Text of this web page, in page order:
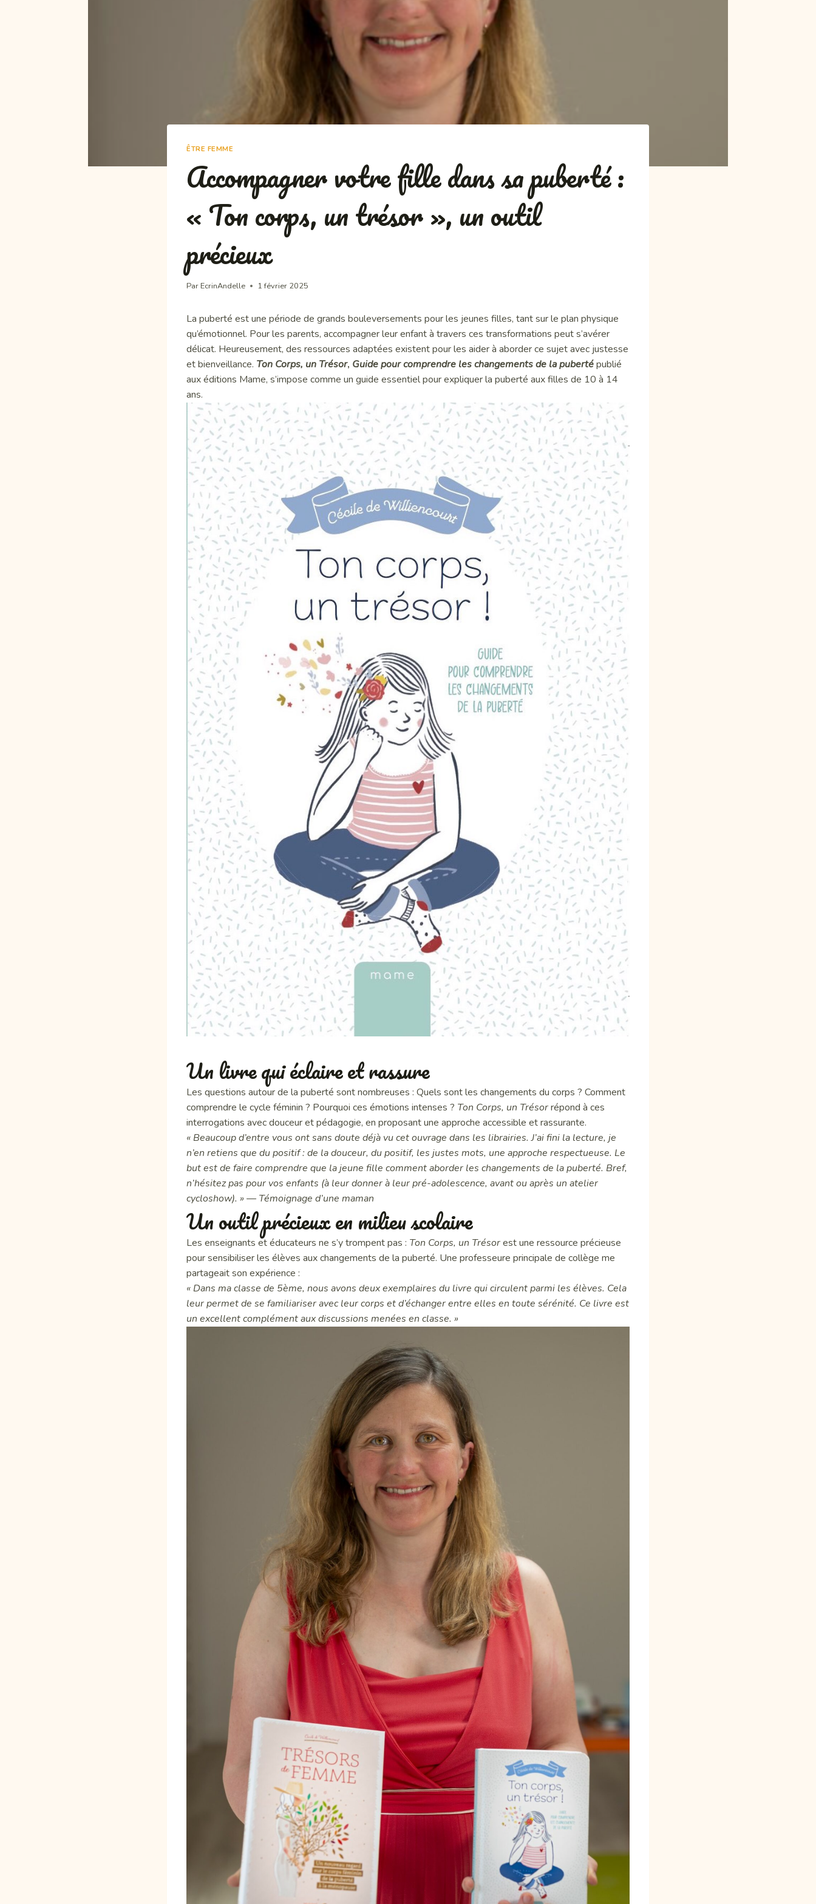
ÊTRE FEMME
Accompagner votre fille dans sa puberté :
« Ton corps, un trésor », un outil
précieux
Par EcrinAndelle 1 février 2025
La puberté est une période de grands bouleversements pour les jeunes filles, tant sur le plan physique
qu’émotionnel. Pour les parents, accompagner leur enfant à travers ces transformations peut s’avérer
délicat. Heureusement, des ressources adaptées existent pour les aider à aborder ce sujet avec justesse
et bienveillance. Ton Corps, un Trésor, Guide pour comprendre les changements de la pubertépublié
aux éditions Mame, s’impose comme un guide essentiel pour expliquer la puberté aux filles de 10 à 14
ans.
Un livre qui éclaire et rassure
Les questions autour de la puberté sont nombreuses : Quels sont les changements du corps ? Comment
comprendre le cycle féminin ? Pourquoi ces émotions intenses ? Ton Corps, un Trésorrépond à ces
interrogations avec douceur et pédagogie, en proposant une approche accessible et rassurante.
« Beaucoup d’entre vous ont sans doute déjà vu cet ouvrage dans les librairies. J’ai fini la lecture, je
n’en retiens que du positif : de la douceur, du positif, les justes mots, une approche respectueuse. Le
but est de faire comprendre que la jeune fille comment aborder les changements de la puberté. Bref,
n’hésitez pas pour vos enfants (à leur donner à leur pré-adolescence, avant ou après un atelier
cycloshow). »— Témoignage d’une maman
Un outil précieux en milieu scolaire
Les enseignants et éducateurs ne s’y trompent pas : Ton Corps, un Trésorest une ressource précieuse
pour sensibiliser les élèves aux changements de la puberté. Une professeure principale de collège me
partageait son expérience :
« Dans ma classe de 5ème, nous avons deux exemplaires du livre qui circulent parmi les élèves. Cela
leur permet de se familiariser avec leur corps et d’échanger entre elles en toute sérénité. Ce livre est
un excellent complément aux discussions menées en classe. »